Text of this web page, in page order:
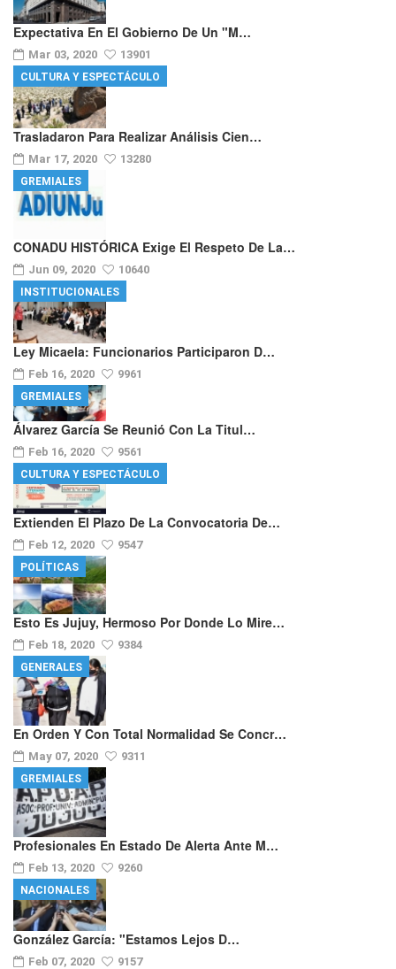
Expectativa En El Gobierno De Un "m…
Mar 03, 2020 13901
Trasladaron Para Realizar Análisis Cien…
Mar 17, 2020 13280
CULTURA Y ESPECTÁCULO
CONADU HISTÓRICA Exige El Respeto De La…
Jun 09, 2020 10640
GREMIALES
Ley Micaela: Funcionarios Participaron D…
Feb 16, 2020 9961
INSTITUCIONALES
Álvarez García Se Reunió Con La Titul…
Feb 16, 2020 9561
GREMIALES
Extienden El Plazo De La Convocatoria De…
Feb 12, 2020 9547
CULTURA Y ESPECTÁCULO
Esto Es Jujuy, Hermoso Por Donde Lo Mire…
Feb 18, 2020 9384
POLÍTICAS
En Orden Y Con Total Normalidad Se Concr…
May 07, 2020 9311
GENERALES
Profesionales En Estado De Alerta Ante M…
Feb 13, 2020 9260
GREMIALES
González García: "Estamos Lejos D…
Feb 07, 2020 9157
NACIONALES